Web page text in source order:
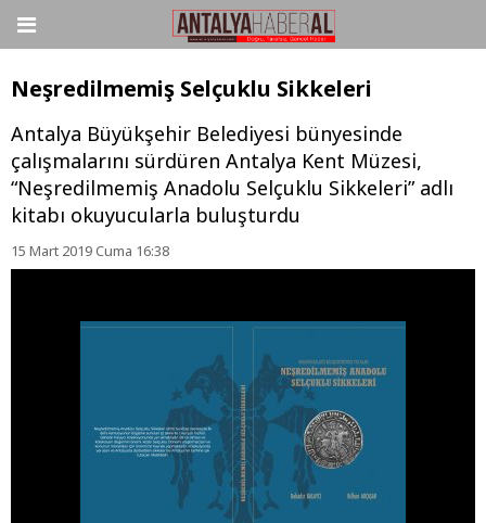
Neşredilmemiş Selçuklu Sikkeleri
Antalya Büyükşehir Belediyesi bünyesinde
çalışmalarını sürdüren Antalya Kent Müzesi,
“Neşredilmemiş Anadolu Selçuklu Sikkeleri” adlı
kitabı okuyucularla buluşturdu
15 Mart 2019 Cuma 16:38